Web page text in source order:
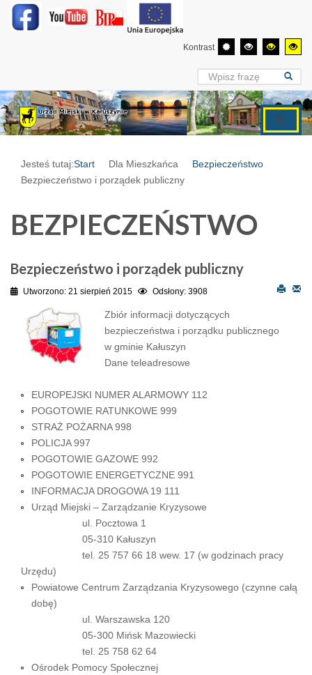
Kontrast
Jesteś tutaj:Start Dla Mieszkańca
Bezpieczeństwo
Bezpieczeństwo i porządek publiczny
BEZPIECZEŃSTWO
Bezpieczeństwo i porządek publiczny
Utworzono: 21 sierpień 2015 Odsłony: 3908
Zbiór informacji dotyczących
bezpieczeństwa i porządku publicznego
w gminie Kałuszyn
Dane teleadresowe
EUROPEJSKI NUMER ALARMOWY 112
POGOTOWIE RATUNKOWE 999
STRAŻ POŻARNA 998
POLICJA 997
POGOTOWIE GAZOWE 992
POGOTOWIE ENERGETYCZNE 991
INFORMACJA DROGOWA 19 111
Urząd Miejski – Zarządzanie Kryzysowe
ul. Pocztowa 1
05-310 Kałuszyn
tel. 25 757 66 18 wew. 17 (w godzinach pracy
Urzędu)
Powiatowe Centrum Zarządzania Kryzysowego (czynne całą
dobę)
ul. Warszawska 120
05-300 Mińsk Mazowiecki
tel. 25 758 62 64
Ośrodek Pomocy Społecznej